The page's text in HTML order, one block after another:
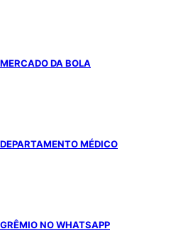
MERCADO DA BOLA
DEPARTAMENTO MÉDICO
GRÊMIO NO WHATSAPP